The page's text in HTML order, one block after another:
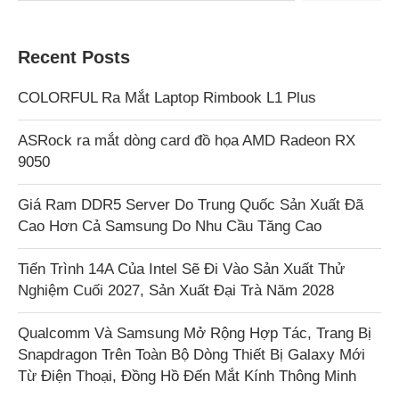
Recent Posts
COLORFUL Ra Mắt Laptop Rimbook L1 Plus
ASRock ra mắt dòng card đồ họa AMD Radeon RX
9050
Giá Ram DDR5 Server Do Trung Quốc Sản Xuất Đã
Cao Hơn Cả Samsung Do Nhu Cầu Tăng Cao
Tiến Trình 14A Của Intel Sẽ Đi Vào Sản Xuất Thử
Nghiệm Cuối 2027, Sản Xuất Đại Trà Năm 2028
Qualcomm Và Samsung Mở Rộng Hợp Tác, Trang Bị
Snapdragon Trên Toàn Bộ Dòng Thiết Bị Galaxy Mới
Từ Điện Thoại, Đồng Hồ Đến Mắt Kính Thông Minh